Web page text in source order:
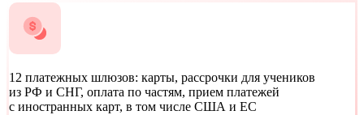
12 платежных шлюзов: карты, рассрочки для учеников
из РФ и СНГ, оплата по частям, прием платежей
с иностранных карт, в том числе США и ЕС